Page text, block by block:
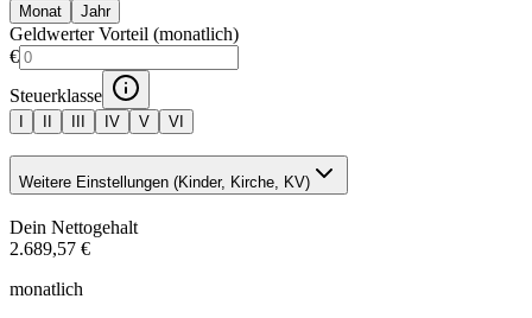
Monat Jahr
Geldwerter Vorteil (monatlich)
€
Steuerklasse
I II III IV V VI
Weitere Einstellungen (Kinder, Kirche, KV)
Dein Nettogehalt
2.689,57 €
monatlich